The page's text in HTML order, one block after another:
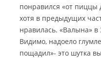
понравился «от пиццы
хотя в предыдущих
нравилась. «Валына» в
Видимо, надоело
пощадил»- это шутка